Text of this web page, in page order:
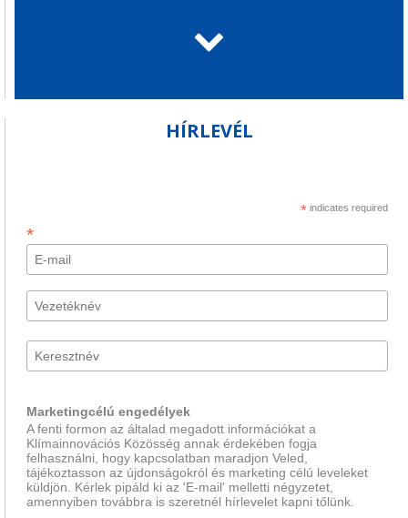
HÍRLEVÉL
* indicates required
*
Marketingcélú engedélyek
A fenti formon az általad megadott információkat a
Klímainnovációs Közösség annak érdekében fogja
felhasználni, hogy kapcsolatban maradjon Veled,
tájékoztasson az újdonságokról és marketing célú leveleket
küldjön. Kérlek pipáld ki az 'E-mail' melletti négyzetet,
amennyiben továbbra is szeretnél hírlevelet kapni tőlünk.